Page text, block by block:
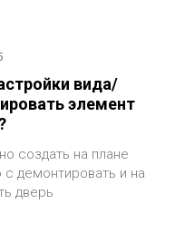
вида/
элемент
создать на плане
демонтировать и на
дверь